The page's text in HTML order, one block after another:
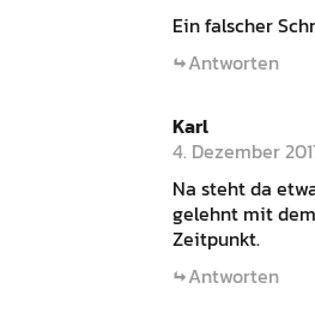
Ein falscher
Antworten
Karl
4. Dezember
Na steht da
gelehnt mit
Zeitpunkt.
Antworten